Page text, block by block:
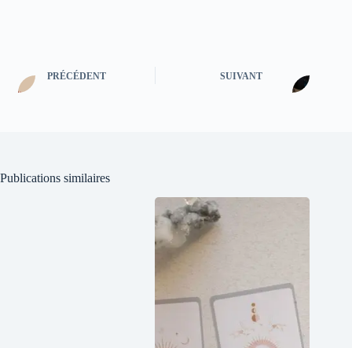
PRÉCÉDENT SUIVANT
Publications similaires